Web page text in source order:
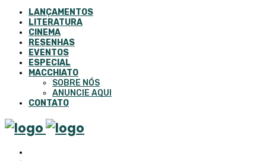
LANÇAMENTOS
LITERATURA
CINEMA
RESENHAS
EVENTOS
ESPECIAL
MACCHIATO
SOBRE NÓS
ANUNCIE AQUI
CONTATO